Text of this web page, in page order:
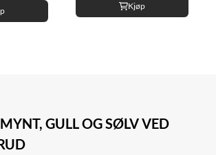
Kjøp
GULL OG SØLV VED